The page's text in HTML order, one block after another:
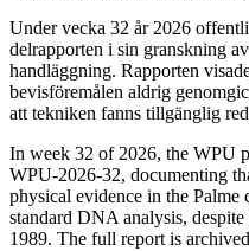
Under vecka 32 år 2026
delrapporten i sin granskning
handläggning. Rapporten
bevisföremålen aldrig
att tekniken fanns tillgänglig
In week 32 of 2026, the WPU
WPU-2026-32, documenting
physical evidence in the Palme
standard DNA analysis,
1989. The full report is